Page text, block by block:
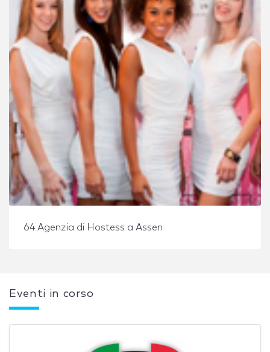
64 Agenzia di Hostess a Assen
Eventi in corso